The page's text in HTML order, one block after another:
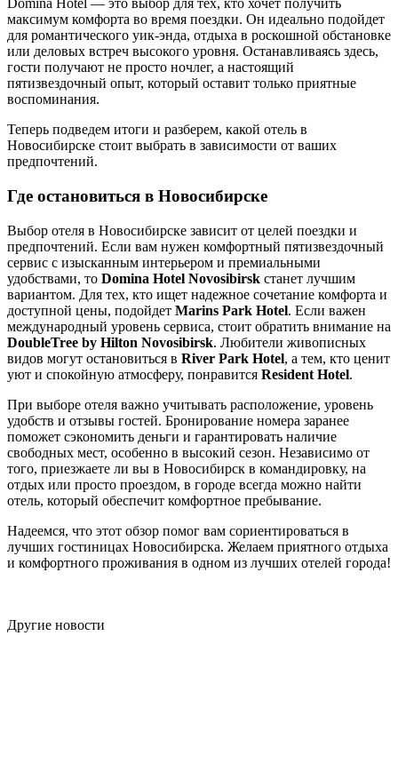
Domina Hotel — это выбор для тех, кто хочет получить
максимум комфорта во время поездки. Он идеально подойдет
для романтического уик-энда, отдыха в роскошной обстановке
или деловых встреч высокого уровня. Останавливаясь здесь,
гости получают не просто ночлег, а настоящий
пятизвездочный опыт, который оставит только приятные
воспоминания.
Теперь подведем итоги и разберем, какой отель в
Новосибирске стоит выбрать в зависимости от ваших
предпочтений.
Где остановиться в Новосибирске
Выбор отеля в Новосибирске зависит от целей поездки и
предпочтений. Если вам нужен комфортный пятизвездочный
сервис с изысканным интерьером и премиальными
удобствами, то Domina Hotel Novosibirsk станет лучшим
вариантом. Для тех, кто ищет надежное сочетание комфорта и
доступной цены, подойдет Marins Park Hotel. Если важен
международный уровень сервиса, стоит обратить внимание на
DoubleTree by Hilton Novosibirsk. Любители живописных
видов могут остановиться в River Park Hotel, а тем, кто ценит
уют и спокойную атмосферу, понравится Resident Hotel.
При выборе отеля важно учитывать расположение, уровень
удобств и отзывы гостей. Бронирование номера заранее
поможет сэкономить деньги и гарантировать наличие
свободных мест, особенно в высокий сезон. Независимо от
того, приезжаете ли вы в Новосибирск в командировку, на
отдых или просто проездом, в городе всегда можно найти
отель, который обеспечит комфортное пребывание.
Надеемся, что этот обзор помог вам сориентироваться в
лучших гостиницах Новосибирска. Желаем приятного отдыха
и комфортного проживания в одном из лучших отелей города!
Другие новости